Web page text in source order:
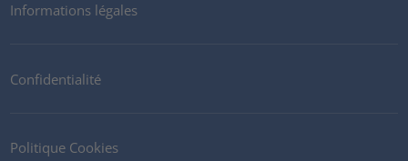
Informations légales
Confidentialité
Politique Cookies